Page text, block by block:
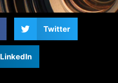
Twitter
LinkedIn